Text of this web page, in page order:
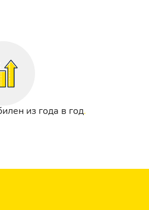
из года в год